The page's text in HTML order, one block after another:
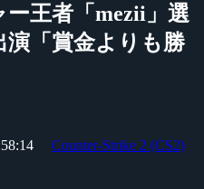
王者「mezii」選
演「賞金よりも勝
Counter-Strike 2 (CS2)